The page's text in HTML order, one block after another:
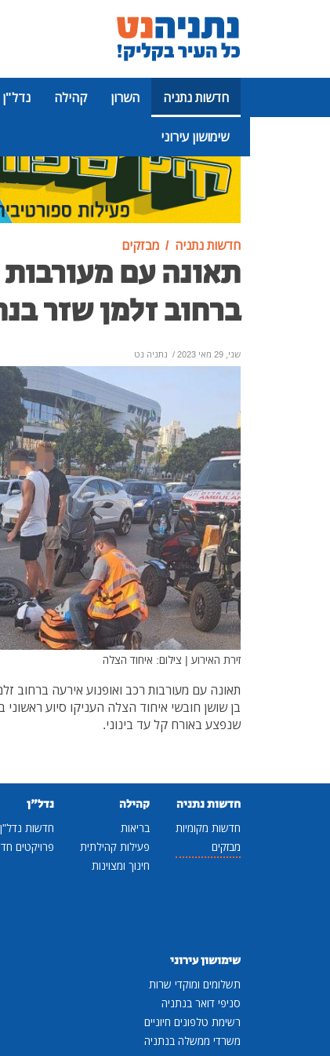
חדשות נתניה השרון קהילה נדל"ן
שימושון עירוני
פרסומת
חדשות נתניה מבזקים
תאונה עם מעורבות
ברחוב זלמן שזר
שני, 29 מאי 2023 / נתניה נט
זירת האירוע | צילום: איחוד הצלה
תאונה עם מעורבות רכב ואופנוע אירעה ברחוב
שנפצע באורח קל עד בינוני.
חדשות נתניה
חדשות מקומיות
מבזקים
קהילה
בריאות
פעילות קהילתית
חינוך ומצוינות
נדל"ן
חדשות נדל"ן
פרויקטים
שימושון עירוני
תשלומים ומוקדי שרות
סניפי דואר בנתניה
רשימת טלפונים חיוניים
משרדי ממשלה בנתניה